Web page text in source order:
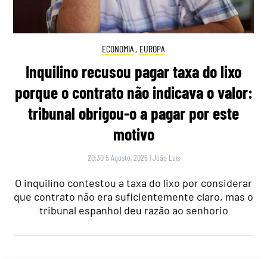
ECONOMIA , EUROPA
Inquilino recusou pagar taxa do lixo
porque o contrato não indicava o valor:
tribunal obrigou-o a pagar por este
motivo
20:30 5 Agosto, 2026 |João Luís
O inquilino contestou a taxa do lixo por considerar
que contrato não era suficientemente claro, mas o
tribunal espanhol deu razão ao senhorio